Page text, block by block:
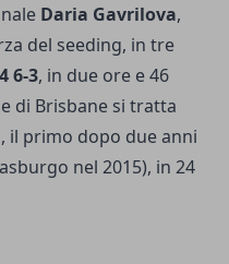
Daria Gavrilova,
del seeding, in tre
6-3, in due ore e 46
di Brisbane si tratta
il primo dopo due anni
nel 2015), in 24